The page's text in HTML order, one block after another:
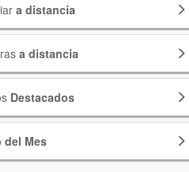
a distancia
a distancia
Destacados
del Mes